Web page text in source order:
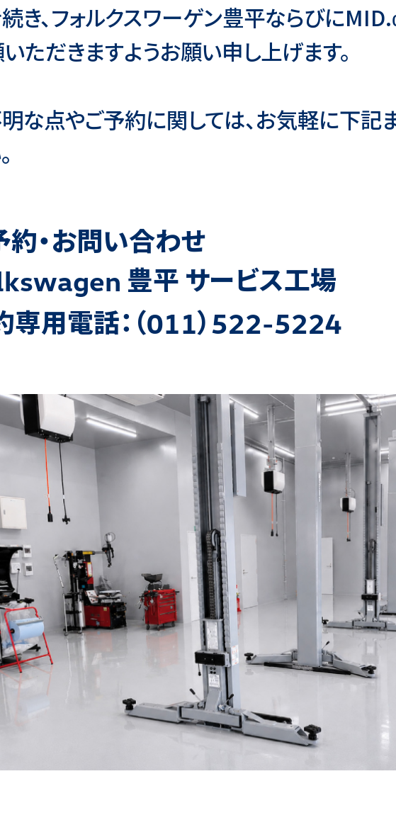
き、フォルクスワーゲン豊平ならびに
ただきますようお願い申し上げます。
な点やご予約に関しては、お気軽に下記
約・お問い合わせ
豊平 サービス工場
専用電話： （011） 522-5224